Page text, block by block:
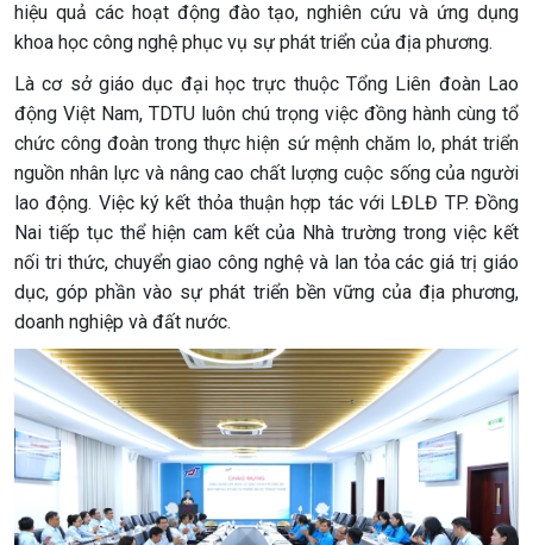
hiệu quả các hoạt động đào tạo, nghiên cứu và ứng dụng
khoa học công nghệ phục vụ sự phát triển của địa phương.
Là cơ sở giáo dục đại học trực thuộc Tổng Liên đoàn Lao
động Việt Nam, TDTU luôn chú trọng việc đồng hành cùng tổ
chức công đoàn trong thực hiện sứ mệnh chăm lo, phát triển
nguồn nhân lực và nâng cao chất lượng cuộc sống của người
lao động. Việc ký kết thỏa thuận hợp tác với LĐLĐ TP. Đồng
Nai tiếp tục thể hiện cam kết của Nhà trường trong việc kết
nối tri thức, chuyển giao công nghệ và lan tỏa các giá trị giáo
dục, góp phần vào sự phát triển bền vững của địa phương,
doanh nghiệp và đất nước.